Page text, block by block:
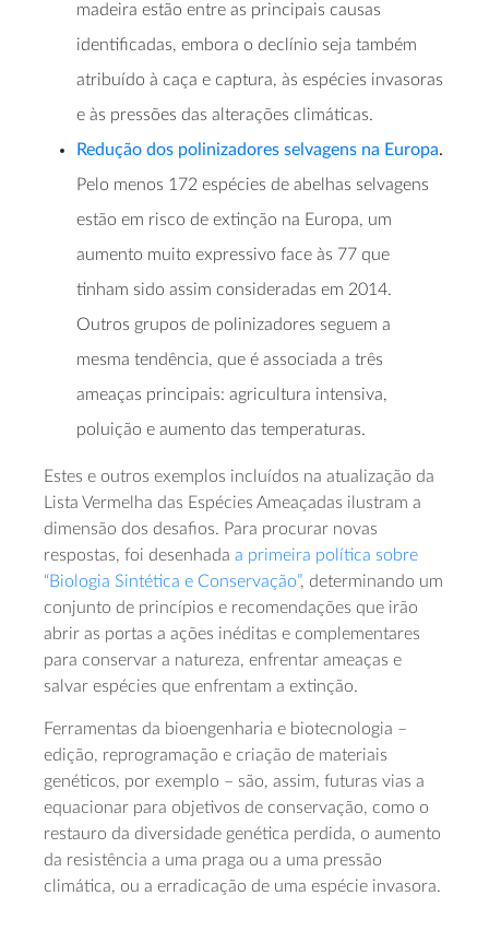
madeira estão entre as principais causas
identificadas, embora o declínio seja também
atribuído à caça e captura, às espécies invasoras
e às pressões das alterações climáticas.
Redução dos polinizadores selvagens na Europa.
Pelo menos 172 espécies de abelhas selvagens
estão em risco de extinção na Europa, um
aumento muito expressivo face às 77 que
tinham sido assim consideradas em 2014.
Outros grupos de polinizadores seguem a
mesma tendência, que é associada a três
ameaças principais: agricultura intensiva,
poluição e aumento das temperaturas.
Estes e outros exemplos incluídos na atualização da
Lista Vermelha das Espécies Ameaçadas ilustram a
dimensão dos desafios. Para procurar novas
respostas, foi desenhada a primeira política sobre
“Biologia Sintética e Conservação”, determinando um
conjunto de princípios e recomendações que irão
abrir as portas a ações inéditas e complementares
para conservar a natureza, enfrentar ameaças e
salvar espécies que enfrentam a extinção.
Ferramentas da bioengenharia e biotecnologia –
edição, reprogramação e criação de materiais
genéticos, por exemplo – são, assim, futuras vias a
equacionar para objetivos de conservação, como o
restauro da diversidade genética perdida, o aumento
da resistência a uma praga ou a uma pressão
climática, ou a erradicação de uma espécie invasora.